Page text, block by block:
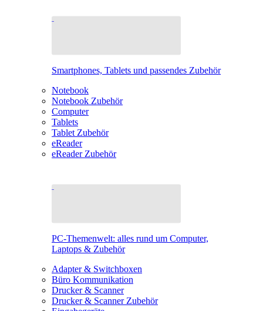
Smartphones, Tablets und passendes Zubehör
Notebook
Notebook Zubehör
Computer
Tablets
Tablet Zubehör
eReader
eReader Zubehör
PC-Themenwelt: alles rund um Computer,
Laptops & Zubehör
Adapter & Switchboxen
Büro Kommunikation
Drucker & Scanner
Drucker & Scanner Zubehör